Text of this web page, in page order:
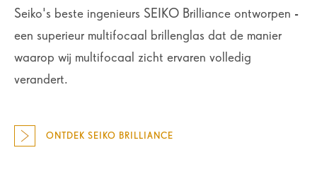
Seiko's beste ingenieurs SEIKO Brilliance ontworpen -
een superieur multifocaal brillenglas dat de manier
waarop wij multifocaal zicht ervaren volledig
verandert.
ONTDEK SEIKO BRILLIANCE